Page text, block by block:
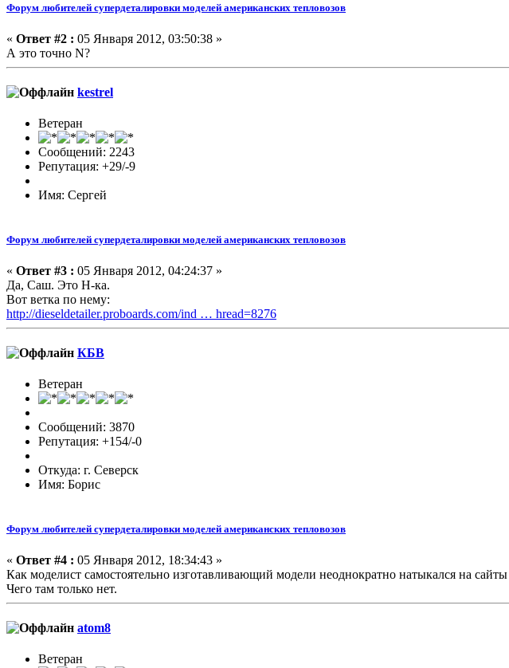
Форум любителей супердеталировки моделей американских тепловозов
« Ответ #2 : 05 Января 2012, 03:50:38 »
А это точно N?
kestrel
Ветеран
Сообщений: 2243
Репутация: +29/-9
Имя: Сергей
Форум любителей супердеталировки моделей американских тепловозов
« Ответ #3 : 05 Января 2012, 04:24:37 »
Да, Саш. Это Н-ка.
Вот ветка по нему:
http://dieseldetailer.proboards.com/ind … hread=8276
КБВ
Ветеран
Сообщений: 3870
Репутация: +154/-0
Откуда: г. Северск
Имя: Борис
Форум любителей супердеталировки моделей американских тепловозов
« Ответ #4 : 05 Января 2012, 18:34:43 »
Как моделист самостоятельно изготавливающий модели неоднократно натыкался на
Чего там только нет.
atom8
Ветеран